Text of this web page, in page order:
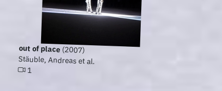
out of place(2007)
Stäuble, Andreas et al.
1